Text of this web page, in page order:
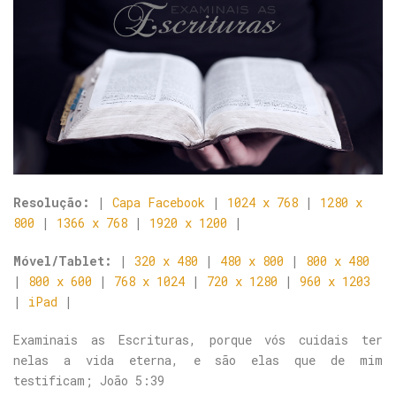
Resolução: | Capa Facebook | 1024 x 768 | 1280 x
800 | 1366 x 768 | 1920 x 1200 |
Móvel/Tablet: | 320 x 480 | 480 x 800 | 800 x 480
| 800 x 600 | 768 x 1024 | 720 x 1280 | 960 x 1203
|
iPad |
Examinais as Escrituras, porque vós cuidais ter
nelas a vida eterna, e são elas que de mim
testificam; João 5:39